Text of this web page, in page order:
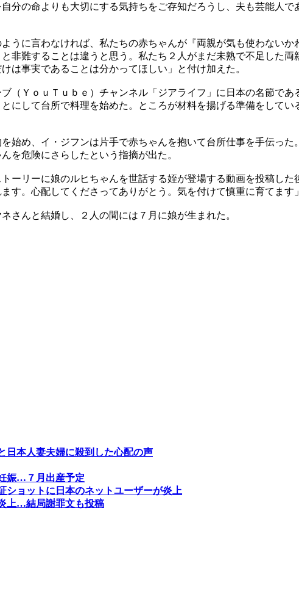
分の命よりも大切にする気持ちをご存知だろうし、夫も芸能人
うに言わなければ、私たちの赤ちゃんが『両親が気も使わない
非難することは違うと思う。私たち２人がまだ未熟で不足した
は事実であることは分かってほしい」と付け加えた。
（ＹｏｕＴｕｂｅ）チャンネル「ジアライフ」に日本の名節で
にして台所で料理を始めた。ところが材料を揚げる準備をして
始め、イ・ジフンは片手で赤ちゃんを抱いて台所仕事を手伝った
を危険にさらしたという指摘が出た。
ーリーに娘のルヒちゃんを世話する姪が登場する動画を投稿し
す。心配してくださってありがとう。気を付けて慎重に育てます
さんと結婚し、２人の間には７月に娘が生まれた。
日本人妻夫婦に殺到した心配の声
娠…７月出産予定
ョットに日本のネットユーザーが炎上
上…結局謝罪文も投稿